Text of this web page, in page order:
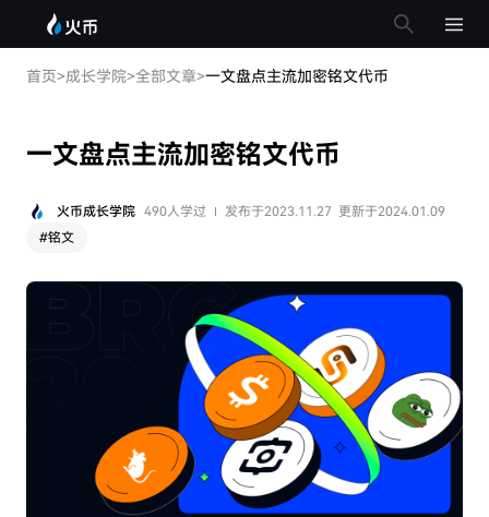
首页>成长学院>全部文章>一文盘点主流加密铭文代币
一文盘点主流加密铭文代币
火币成长学院 490人学过 发布于2023.11.27 更新于2024.01.09
#铭文